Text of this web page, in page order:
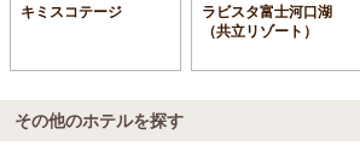
キミスコテージ
ラビスタ富士河口湖
（共立リゾート）
その他のホテルを探す